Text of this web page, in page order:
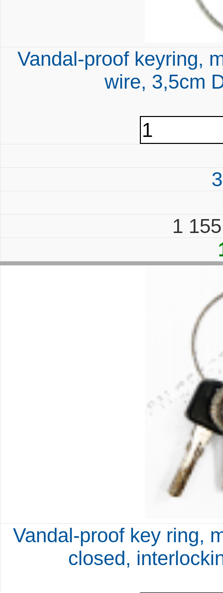
Vandal-proof keyring,
wire, 3,5cm
1
Vandal-proof key ring,
closed,